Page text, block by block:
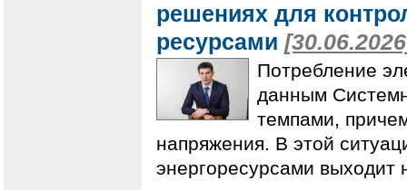
решениях для
ресурсами
Потребление
данным
темпами,
напряжения. В этой
энергоресурсами выходит